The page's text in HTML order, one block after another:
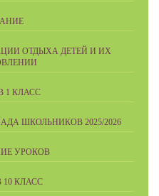
ОТДЫХА ДЕТЕЙ И ИХ
1 КЛАСС
ШКОЛЬНИКОВ 2025/2026
УРОКОВ
КЛАСС